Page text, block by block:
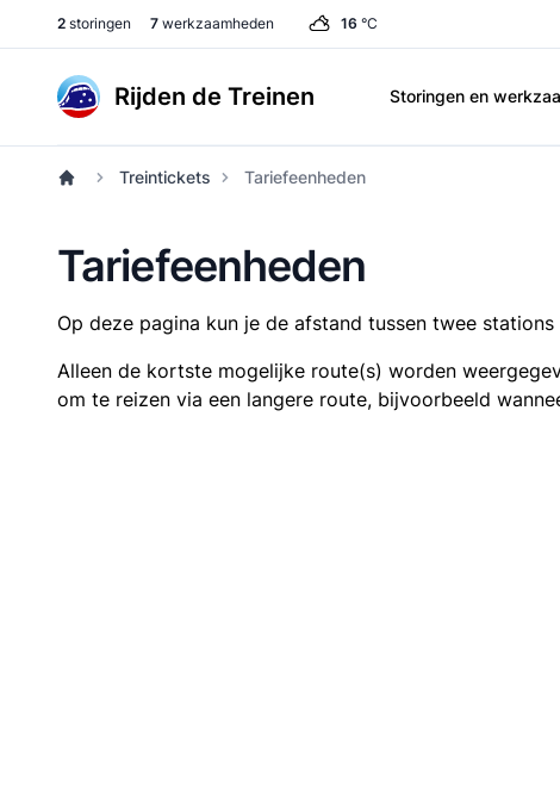
2 storingen 7 werkzaamheden 16 °C
Rijden de Treinen Storingen en
Treintickets Tariefeenheden
Tariefeenheden
Op deze pagina kun je de afstand tussen twee
Alleen de kortste mogelijke route(s) worden
om te reizen via een langere route, bijvoorbeeld